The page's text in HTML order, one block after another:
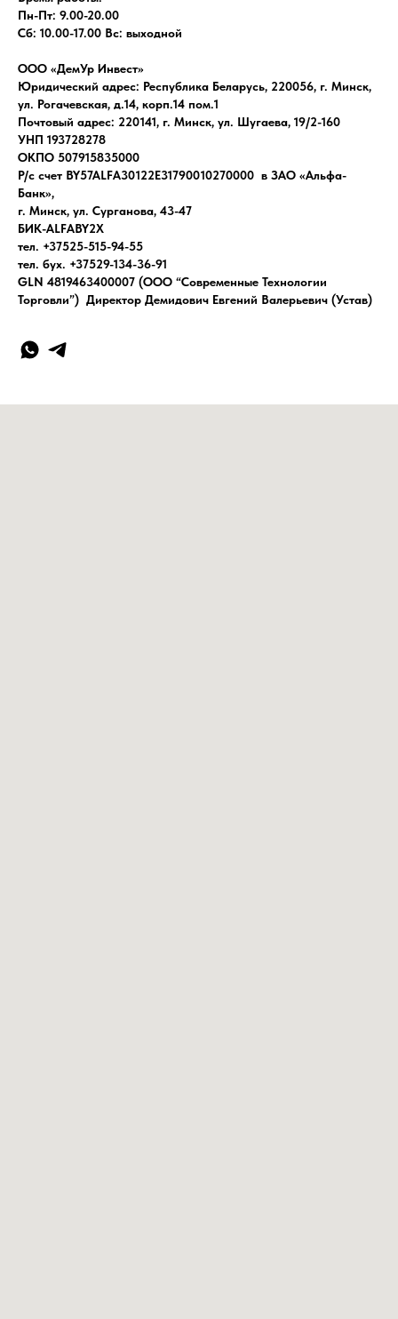
Пн-Пт: 9.00-20.00
Сб: 10.00-17.00 Вс: выходной
ООО «ДемУр Инвест»
Юридический адрес: Республика Беларусь, 220056, г. Минск,
ул. Рогачевская, д.14, корп.14 пом.1
Почтовый адрес: 220141, г. Минск, ул. Шугаева, 19/2-160
УНП 193728278
ОКПО 507915835000
Р/с счет BY57ALFA30122E31790010270000 в ЗАО «Альфа-
Банк»,
г. Минск, ул. Сурганова, 43-47
БИК-ALFABY2X
тел. +37525-515-94-55
тел. бух. +37529-134-36-91
GLN 4819463400007 (ООО “Современные Технологии
Торговли”) Директор Демидович Евгений Валерьевич (Устав)